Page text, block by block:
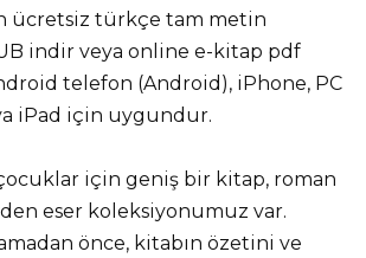
ücretsiz türkçe tam metin
indir veya online e-kitap pdf
telefon (Android), iPhone, PC
iPad için uygundur.
için geniş bir kitap, roman
eser koleksiyonumuz var.
önce, kitabın özetini ve